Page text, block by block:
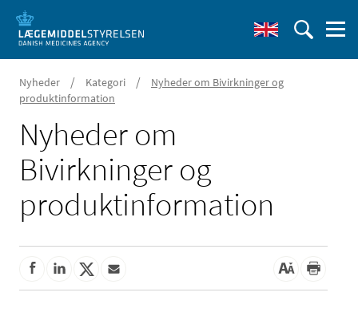
Nyheder / Kategori /
Nyheder om Bivirkninger og
produktinformation
Nyheder om
Bivirkninger og
produktinformation